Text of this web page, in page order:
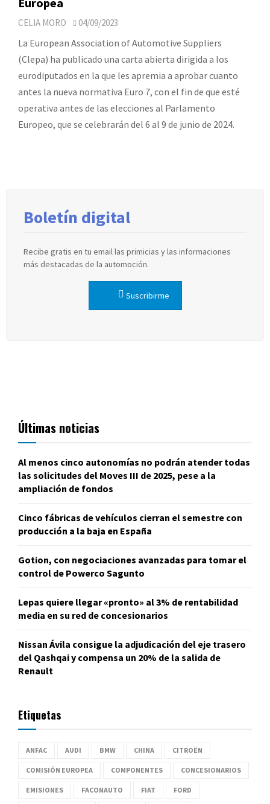
CELIA MORO 04/09/2023
La European Association of Automotive Suppliers
(Clepa) ha publicado una carta abierta dirigida a los
eurodiputados en la que les apremia a aprobar cuanto
antes la nueva normativa Euro 7, con el fin de que esté
operativa antes de las elecciones al Parlamento
Europeo, que se celebrarán del 6 al 9 de junio de 2024.
Boletín digital
Recibe gratis en tu email las primicias y las informaciones
más destacadas de la automoción.
Suscribirme
Últimas noticias
Al menos cinco autonomías no podrán atender todas
las solicitudes del Moves III de 2025, pese a la
ampliación de fondos
Cinco fábricas de vehículos cierran el semestre con
producción a la baja en España
Gotion, con negociaciones avanzadas para tomar el
control de Powerco Sagunto
Lepas quiere llegar «pronto» al 3% de rentabilidad
media en su red de concesionarios
Nissan Ávila consigue la adjudicación del eje trasero
del Qashqai y compensa un 20% de la salida de
Renault
Etiquetas
ANFAC AUDI BMW CHINA CITROËN
COMISIÓN EUROPEA COMPONENTES CONCESIONARIOS
EMISIONES FACONAUTO FIAT FORD